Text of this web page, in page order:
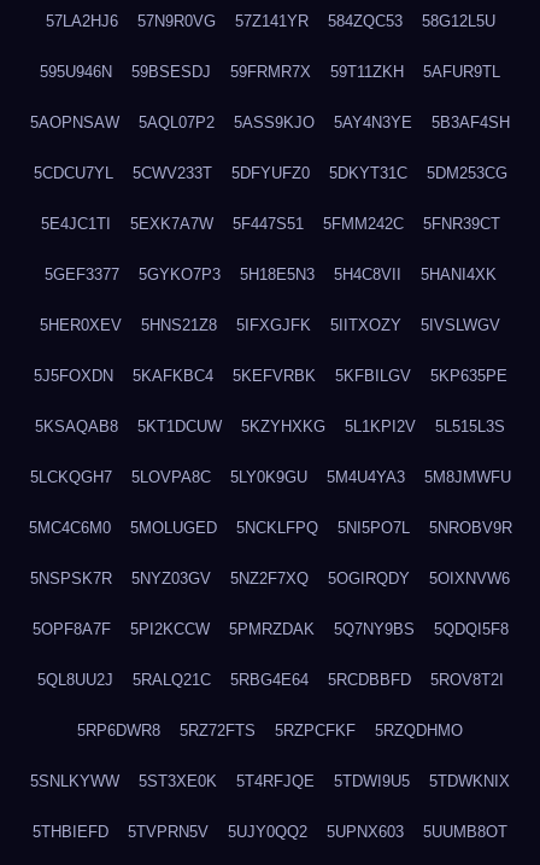
57LA2HJ6 57N9R0VG 57Z141YR 584ZQC53 58G12L5U
595U946N 59BSESDJ 59FRMR7X 59T11ZKH 5AFUR9TL
5AOPNSAW 5AQL07P2 5ASS9KJO 5AY4N3YE 5B3AF4SH
5CDCU7YL 5CWV233T 5DFYUFZ0 5DKYT31C 5DM253CG
5E4JC1TI 5EXK7A7W 5F447S51 5FMM242C 5FNR39CT
5GEF3377 5GYKO7P3 5H18E5N3 5H4C8VII 5HANI4XK
5HER0XEV 5HNS21Z8 5IFXGJFK 5IITXOZY 5IVSLWGV
5J5FOXDN 5KAFKBC4 5KEFVRBK 5KFBILGV 5KP635PE
5KSAQAB8 5KT1DCUW 5KZYHXKG 5L1KPI2V 5L515L3S
5LCKQGH7 5LOVPA8C 5LY0K9GU 5M4U4YA3 5M8JMWFU
5MC4C6M0 5MOLUGED 5NCKLFPQ 5NI5PO7L 5NROBV9R
5NSPSK7R 5NYZ03GV 5NZ2F7XQ 5OGIRQDY 5OIXNVW6
5OPF8A7F 5PI2KCCW 5PMRZDAK 5Q7NY9BS 5QDQI5F8
5QL8UU2J 5RALQ21C 5RBG4E64 5RCDBBFD 5ROV8T2I
5RP6DWR8 5RZ72FTS 5RZPCFKF 5RZQDHMO
5SNLKYWW 5ST3XE0K 5T4RFJQE 5TDWI9U5 5TDWKNIX
5THBIEFD 5TVPRN5V 5UJY0QQ2 5UPNX603 5UUMB8OT